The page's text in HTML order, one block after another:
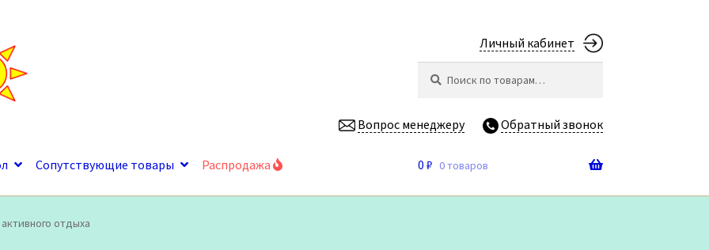
Личный кабинет
Вопрос менеджеру Обратный звонок
Сопутствующие товары Распродажа 0 ₽ 0 товаров
отдыха